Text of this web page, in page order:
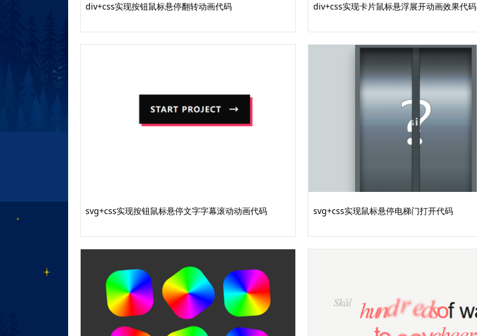
div+css实现按钮鼠标悬停翻转动画代码 div+css实现卡片鼠标悬浮展开动画效果代码
svg+css实现按钮鼠标悬停文字字幕滚动动画代码 svg+css实现鼠标悬停电梯门打开代码